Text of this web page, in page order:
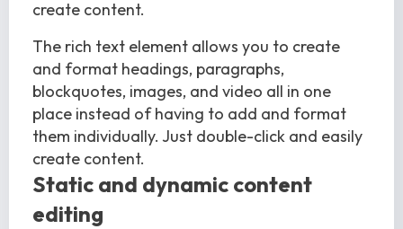
create content.
The rich text element allows you to create
and format headings, paragraphs,
blockquotes, images, and video all in one
place instead of having to add and format
them individually. Just double-click and easily
create content.
Static and dynamic content
editing